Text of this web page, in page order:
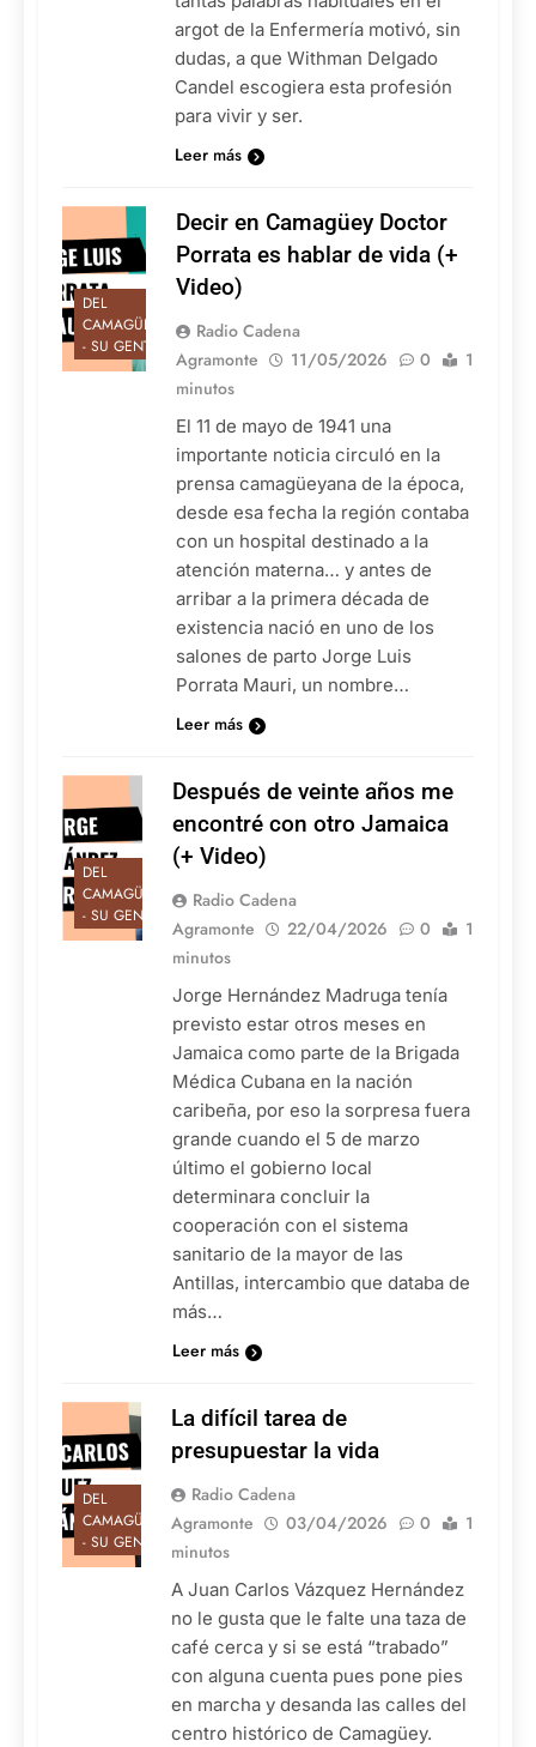
argot de la Enfermería motivó, sin
dudas, a que Withman Delgado
Candel escogiera esta profesión
para vivir y ser.
Leer más
DEL
CAMAGÜEY
- SU GENTE
Decir en Camagüey Doctor
Porrata es hablar de vida (+
Video)
Radio Cadena
Agramonte
11/05/2026 0
1
minutos
El 11 de mayo de 1941 una
importante noticia circuló en la
prensa camagüeyana de la época,
desde esa fecha la región contaba
con un hospital destinado a la
atención materna… y antes de
arribar a la primera década de
existencia nació en uno de los
salones de parto Jorge Luis
Porrata Mauri, un nombre…
Leer más
DEL
CAMAGÜEY
- SU GENTE
Después de veinte años me
encontré con otro Jamaica
(+ Video)
Radio Cadena
Agramonte
22/04/2026 0
1
minutos
Jorge Hernández Madruga tenía
previsto estar otros meses en
Jamaica como parte de la Brigada
Médica Cubana en la nación
caribeña, por eso la sorpresa fuera
grande cuando el 5 de marzo
último el gobierno local
determinara concluir la
cooperación con el sistema
sanitario de la mayor de las
Antillas, intercambio que databa de
más…
Leer más
DEL
CAMAGÜEY
- SU GENTE
La difícil tarea de
presupuestar la vida
Radio Cadena
Agramonte
03/04/2026 0
1
minutos
A Juan Carlos Vázquez Hernández
no le gusta que le falte una taza de
café cerca y si se está “trabado”
con alguna cuenta pues pone pies
en marcha y desanda las calles del
centro histórico de Camagüey.